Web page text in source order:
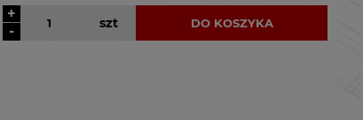
-
+
szt DO KOSZYKA